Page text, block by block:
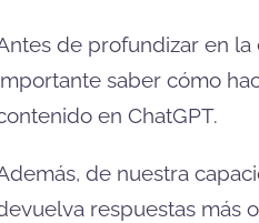
de profundizar en
saber cómo
en ChatGPT.
de nuestra
respuestas más